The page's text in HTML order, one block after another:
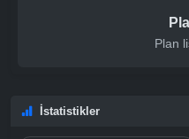
Plan
İstatistikler